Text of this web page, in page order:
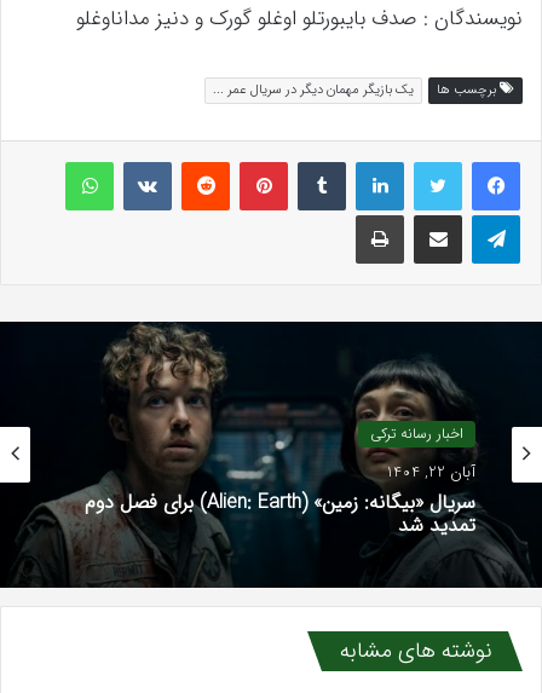
نویسندگان : صدف بایبورتلو اوغلو گورک و دنیز مداناوغلو
برچسب ها یک بازیگر مهمان دیگر در سریال عمر ...
لینکداینتامبلر پینتریستReddit
VKontakteواتس آپ
تلگرام اشتراک گذاری با ایمیل چاپ
اخبار رسانه ترکی
آبان 22, 1404
سریال «بیگانه: زمین» (Alien: Earth) برای فصل دوم
تمدید شد
نوشته های مشابه